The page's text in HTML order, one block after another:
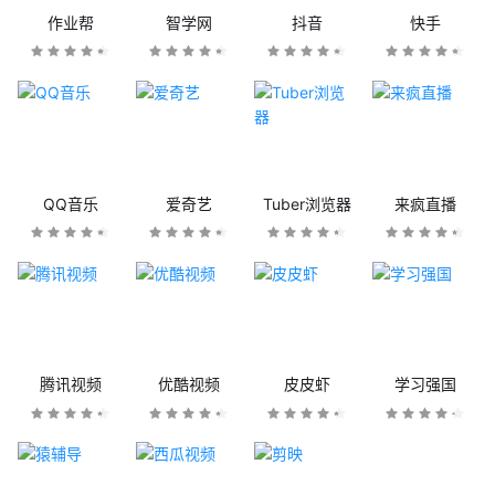
作业帮 智学网 抖音 快手
QQ音乐 爱奇艺 Tuber浏览器 来疯直播
腾讯视频 优酷视频 皮皮虾 学习强国